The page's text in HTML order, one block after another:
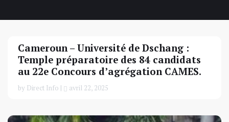
Cameroun – Université de Dschang :
Temple préparatoire des 84 candidats
au 22e Concours d’agrégation CAMES.
by Direct Info | avril 22, 2025